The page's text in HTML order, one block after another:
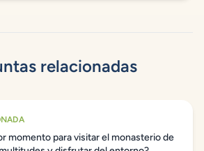
relacionadas
momento para visitar el monasterio de